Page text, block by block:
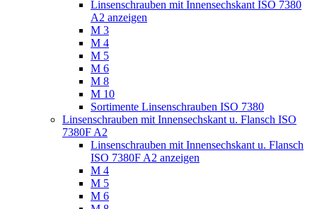
Linsenschrauben mit Innensechskant ISO 7380
A2 anzeigen
M 3
M 4
M 5
M 6
M 8
M 10
Sortimente Linsenschrauben ISO 7380
Linsenschrauben mit Innensechskant u. Flansch ISO
7380F A2
Linsenschrauben mit Innensechskant u. Flansch
ISO 7380F A2 anzeigen
M 4
M 5
M 6